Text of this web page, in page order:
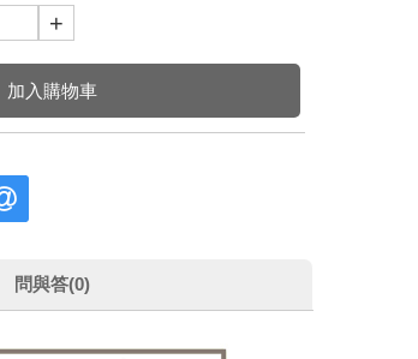
+
加入購物車
問與答(0)